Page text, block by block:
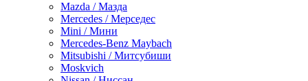
Mazda / Мазда
Mercedes / Мерседес
Mini / Мини
Mercedes-Benz Maybach
Mitsubishi / Митсубиши
Moskvich